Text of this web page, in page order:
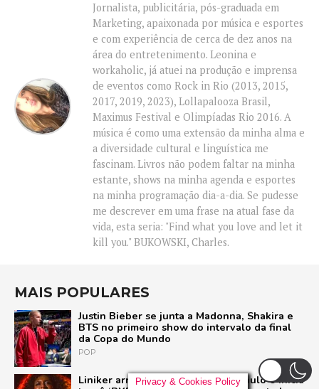
Jornalista, publicitária, pós-graduada em
Marketing, apaixonada por música e esportes
e com experiência de cerca de dez anos na
área do entretenimento. Leonina e
workaholic, já atuei na produção e imprensa
de eventos como Rock in Rio (2013, 2015,
2017, 2019, 2023), Lollapalooza Brasil,
Maximus Festival e Olimpíadas Rio 2016. A
música é como uma extensão da minha alma e
a diversidade cultural e linguística me
fascinam. Livros não podem faltar na minha
estante, shows na minha agenda e esportes
na minha programação dia-a-dia. Se pudesse
me descrever em uma frase na atual fase da
vida, esta seria: "Find what you love and let it
kill you." BUKOWSKI, Charles.
MAIS POPULARES
Justin Bieber se junta a Madonna, Shakira e
BTS no primeiro show do intervalo da final
da Copa do Mundo
POP
Liniker arrasta multidão em São Paulo e inicia
Privacy & Cookies Policy